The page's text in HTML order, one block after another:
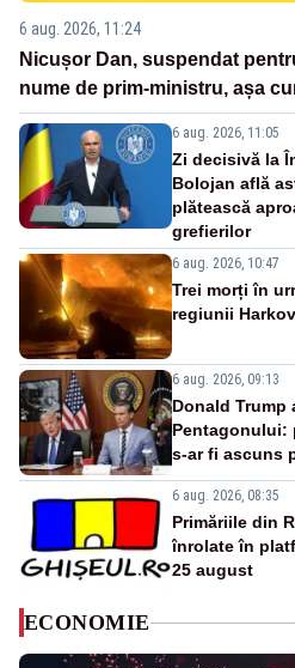
6 aug. 2026, 11:24
Nicușor Dan, suspendat
nume de prim-ministru, așa
6 aug. 2026, 11:05
Zi decisivă la
Bolojan află
plătească
grefierilor
6 aug. 2026, 10:47
Trei morți în
regiunii Harkov
6 aug. 2026, 09:13
Donald
Pentagonului:
s-ar fi ascuns
6 aug. 2026, 08:35
Primăriile din
înrolate în
25 august
ECONOMIE